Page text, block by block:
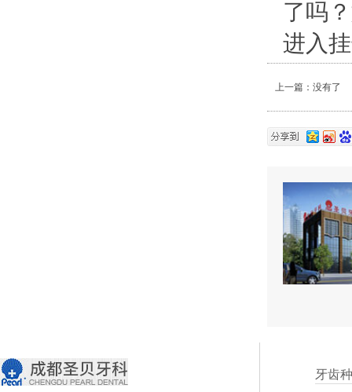
了吗
进入
上一篇：没有了
牙齿